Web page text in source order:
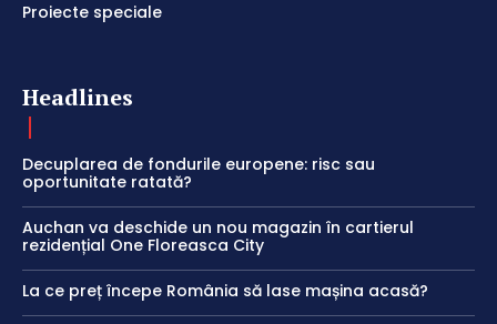
Proiecte speciale
Headlines
Decuplarea de fondurile europene: risc sau
oportunitate ratată?
Auchan va deschide un nou magazin în cartierul
rezidențial One Floreasca City
La ce preț începe România să lase mașina acasă?